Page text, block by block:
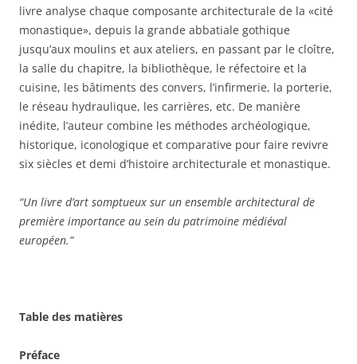
livre analyse chaque composante architecturale de la «cité
monastique», depuis la grande abbatiale gothique
jusqu’aux moulins et aux ateliers, en passant par le cloître,
la salle du chapitre, la bibliothèque, le réfectoire et la
cuisine, les bâtiments des convers, l’infirmerie, la porterie,
le réseau hydraulique, les carrières, etc. De manière
inédite, l’auteur combine les méthodes archéologique,
historique, iconologique et comparative pour faire revivre
six siècles et demi d’histoire architecturale et monastique.
“Un livre d’art somptueux sur un ensemble architectural de
première importance au sein du patrimoine médiéval
européen.”
Table des matières
Préface